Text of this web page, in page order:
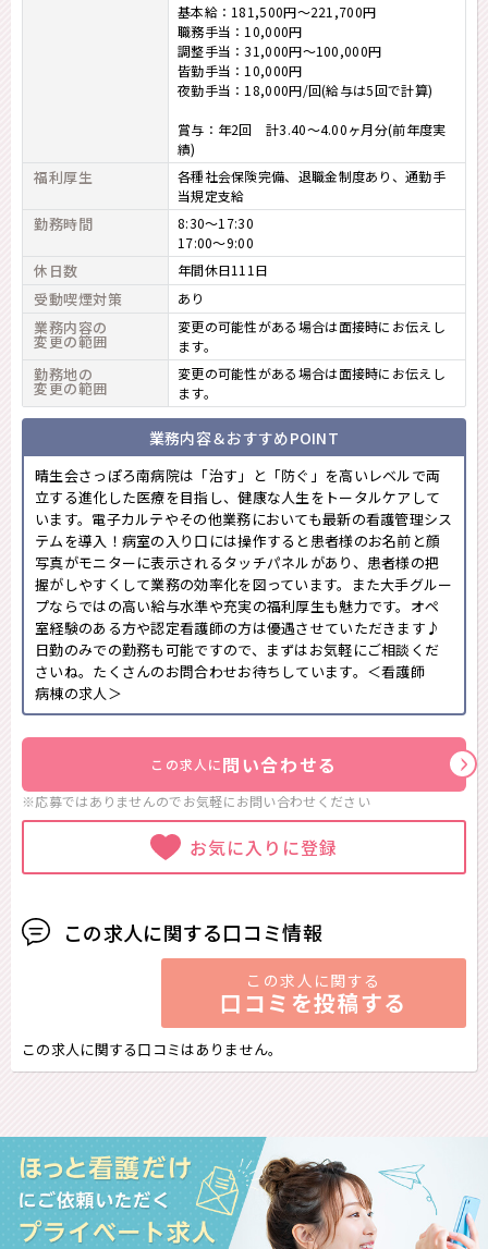
基本給：181,500円～221,700円
職務手当：10,000円
調整手当：31,000円～100,000円
皆勤手当：10,000円
夜勤手当：18,000円/回(給与は5回で計算)
賞与：年2回 計3.40～4.00ヶ月分(前年度実
績)
福利厚生
各種社会保険完備、退職金制度あり、通勤手
当規定支給
勤務時間
8:30～17:30
17:00～9:00
休日数 年間休日111日
受動喫煙対策 あり
業務内容の
変更の範囲
変更の可能性がある場合は面接時にお伝えし
ます。
勤務地の
変更の範囲
変更の可能性がある場合は面接時にお伝えし
ます。
業務内容＆おすすめPOINT
晴生会さっぽろ南病院は「治す」と「防ぐ」を高いレベルで両
立する進化した医療を目指し、健康な人生をトータルケアして
います。電子カルテやその他業務においても最新の看護管理シス
テムを導入！病室の入り口には操作すると患者様のお名前と顔
写真がモニターに表示されるタッチパネルがあり、患者様の把
握がしやすくして業務の効率化を図っています。また大手グルー
プならではの高い給与水準や充実の福利厚生も魅力です。オペ
室経験のある方や認定看護師の方は優遇させていただきます♪
日勤のみでの勤務も可能ですので、まずはお気軽にご相談くだ
さいね。たくさんのお問合わせお待ちしています。＜看護師
病棟の求人＞
この求人に問い合わせる
※応募ではありませんのでお気軽にお問い合わせください
お気に入りに登録
この求人に関する口コミ情報
この求人に関する
口コミを投稿する
この求人に関する口コミはありません。